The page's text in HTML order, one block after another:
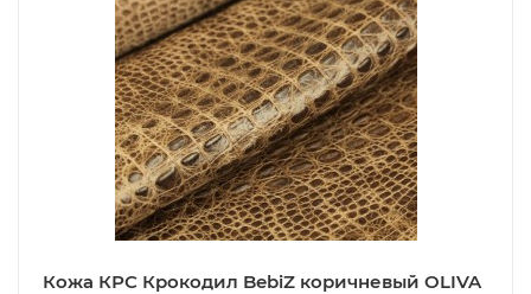
Кожа КРС Крокодил BebiZ коричневый OLIVA